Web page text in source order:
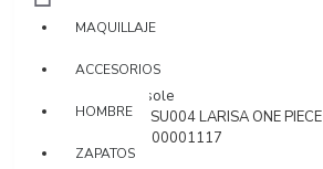
MAQUILLAJE
ACCESORIOS
HOMBRE
ZAPATOS
Susole
Modelo:
OSU004 LARISA ONE PIECE
100100001117